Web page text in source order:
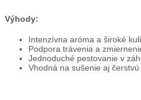
Výhody:
Intenzívna aróma a široké
Podpora trávenia a
Jednoduché pestovanie v
Vhodná na sušenie aj